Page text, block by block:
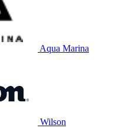
Aqua Marina
Wilson